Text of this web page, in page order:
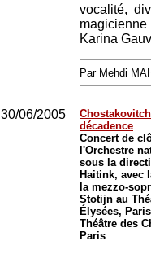
vocalité,
Karina
Par Mehdi
30/06/2005
décadence
Concert de
l'Orchestre
sous la
Haitink, avec
la mezzo-
Stotijn au
Élysées,
Théâtre des
Paris